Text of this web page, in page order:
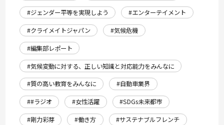
#ジェンダー平等を実現しよう
#エンターテイメント
#クライメイトジャパン
#気候危機
#編集部レポート
#気候変動に対する、正しい知識と対応能力をみんなに
#質の高い教育をみんなに
#自動車業界
##ラジオ
#女性活躍
#SDGs未来都市
#剛力彩芽
#働き方
#サステナブルフレンチ